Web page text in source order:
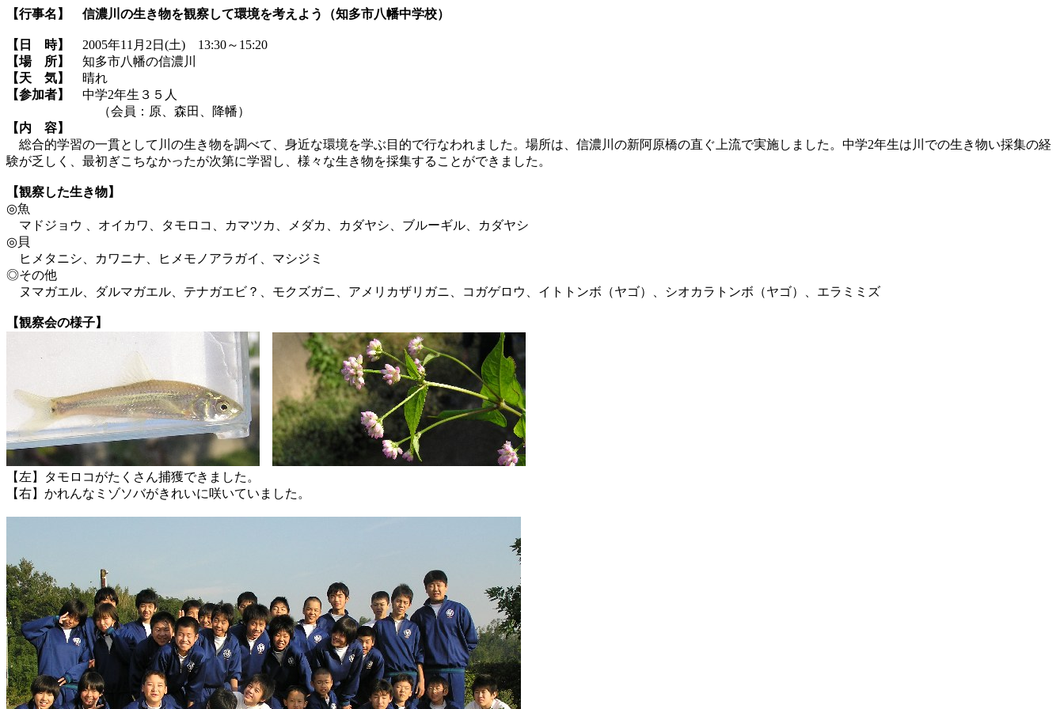
【行事名】 信濃川の生き物を観察して環境を考えよう（知多市八幡中学校）
【日 時】
2005年11月2日(土) 13:30～15:20
【場 所】
知多市八幡の信濃川
【天 気】
晴れ
【参加者】
中学2年生３５人
（会員：原、森田、降幡）
【内 容】
総合的学習の一貫として川の生き物を調べて、身近な環境を学ぶ目的で行なわれました。場所は、信濃川の新阿原橋の直ぐ上流で実施しました。中学2年生は川での生き物い採集の経
験が乏しく、最初ぎこちなかったが次第に学習し、様々な生き物を採集することができました。
【観察した生き物】
◎魚
マドジョウ 、オイカワ、タモロコ、カマツカ、メダカ、カダヤシ、ブルーギル、カダヤシ
◎貝
ヒメタニシ、カワニナ、ヒメモノアラガイ、マシジミ
◎その他
ヌマガエル、ダルマガエル、テナガエビ？、モクズガニ、アメリカザリガニ、コガゲロウ、イトトンボ（ヤゴ）、シオカラトンボ（ヤゴ）、エラミミズ
【観察会の様子】
【左】タモロコがたくさん捕獲できました。
【右】かれんなミゾソバがきれいに咲いていました。